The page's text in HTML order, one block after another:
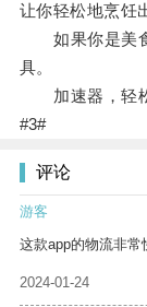
让你轻松地烹饪
如果你是美食
具。
加速器，轻松
#3#
评论
游客
这款app的物流非常
2024-01-24